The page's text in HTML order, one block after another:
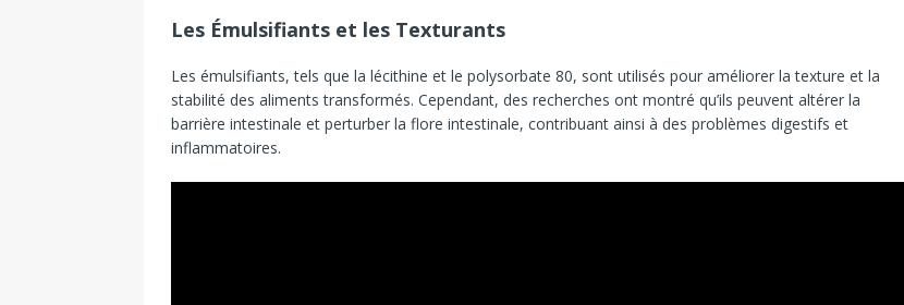
Les Émulsifiants et les Texturants
Les émulsifiants, tels que la lécithine et le polysorbate 80, sont utilisés pour améliorer la texture et la
stabilité des aliments transformés. Cependant, des recherches ont montré qu’ils peuvent altérer la
barrière intestinale et perturber la flore intestinale, contribuant ainsi à des problèmes digestifs et
inflammatoires.